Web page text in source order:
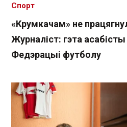
«Крумкачам» не
Журналіст: гэта
Федэрацыі футболу
Спорт